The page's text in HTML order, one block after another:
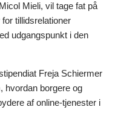
Mieli, vil tage fat på
tillidsrelationer
udgangspunkt i den
Freja Schiermer
hvordan borgere og
af online-tjenester i